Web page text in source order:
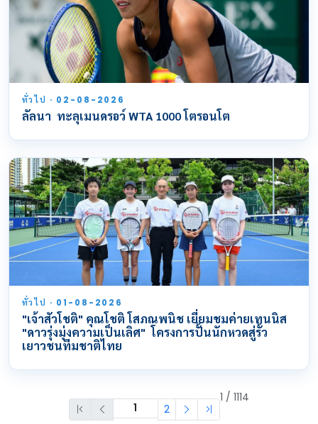
ทั่วไป · 02-08-2026
ลัลนา ทะลุเมนดรอว์ WTA 1000 โตรอนโต
ทั่วไป · 01-08-2026
"เจ้าสัวโชติ" คุณโชติ โสภณพนิช เยี่ยมชมค่ายเทนนิส
"ดาวรุ่งมุ่งความเป็นเลิศ" โครงการปั้นนักหวดสู่รั้ว
เยาวชนทีมชาติไทย
2
1 / 1114